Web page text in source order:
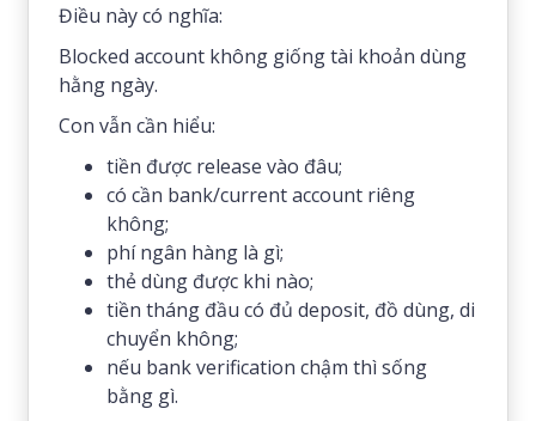
Điều này có nghĩa:
Blocked account không giống tài khoản dùng
hằng ngày.
Con vẫn cần hiểu:
tiền được release vào đâu;
có cần bank/current account riêng
không;
phí ngân hàng là gì;
thẻ dùng được khi nào;
tiền tháng đầu có đủ deposit, đồ dùng, di
chuyển không;
nếu bank verification chậm thì sống
bằng gì.